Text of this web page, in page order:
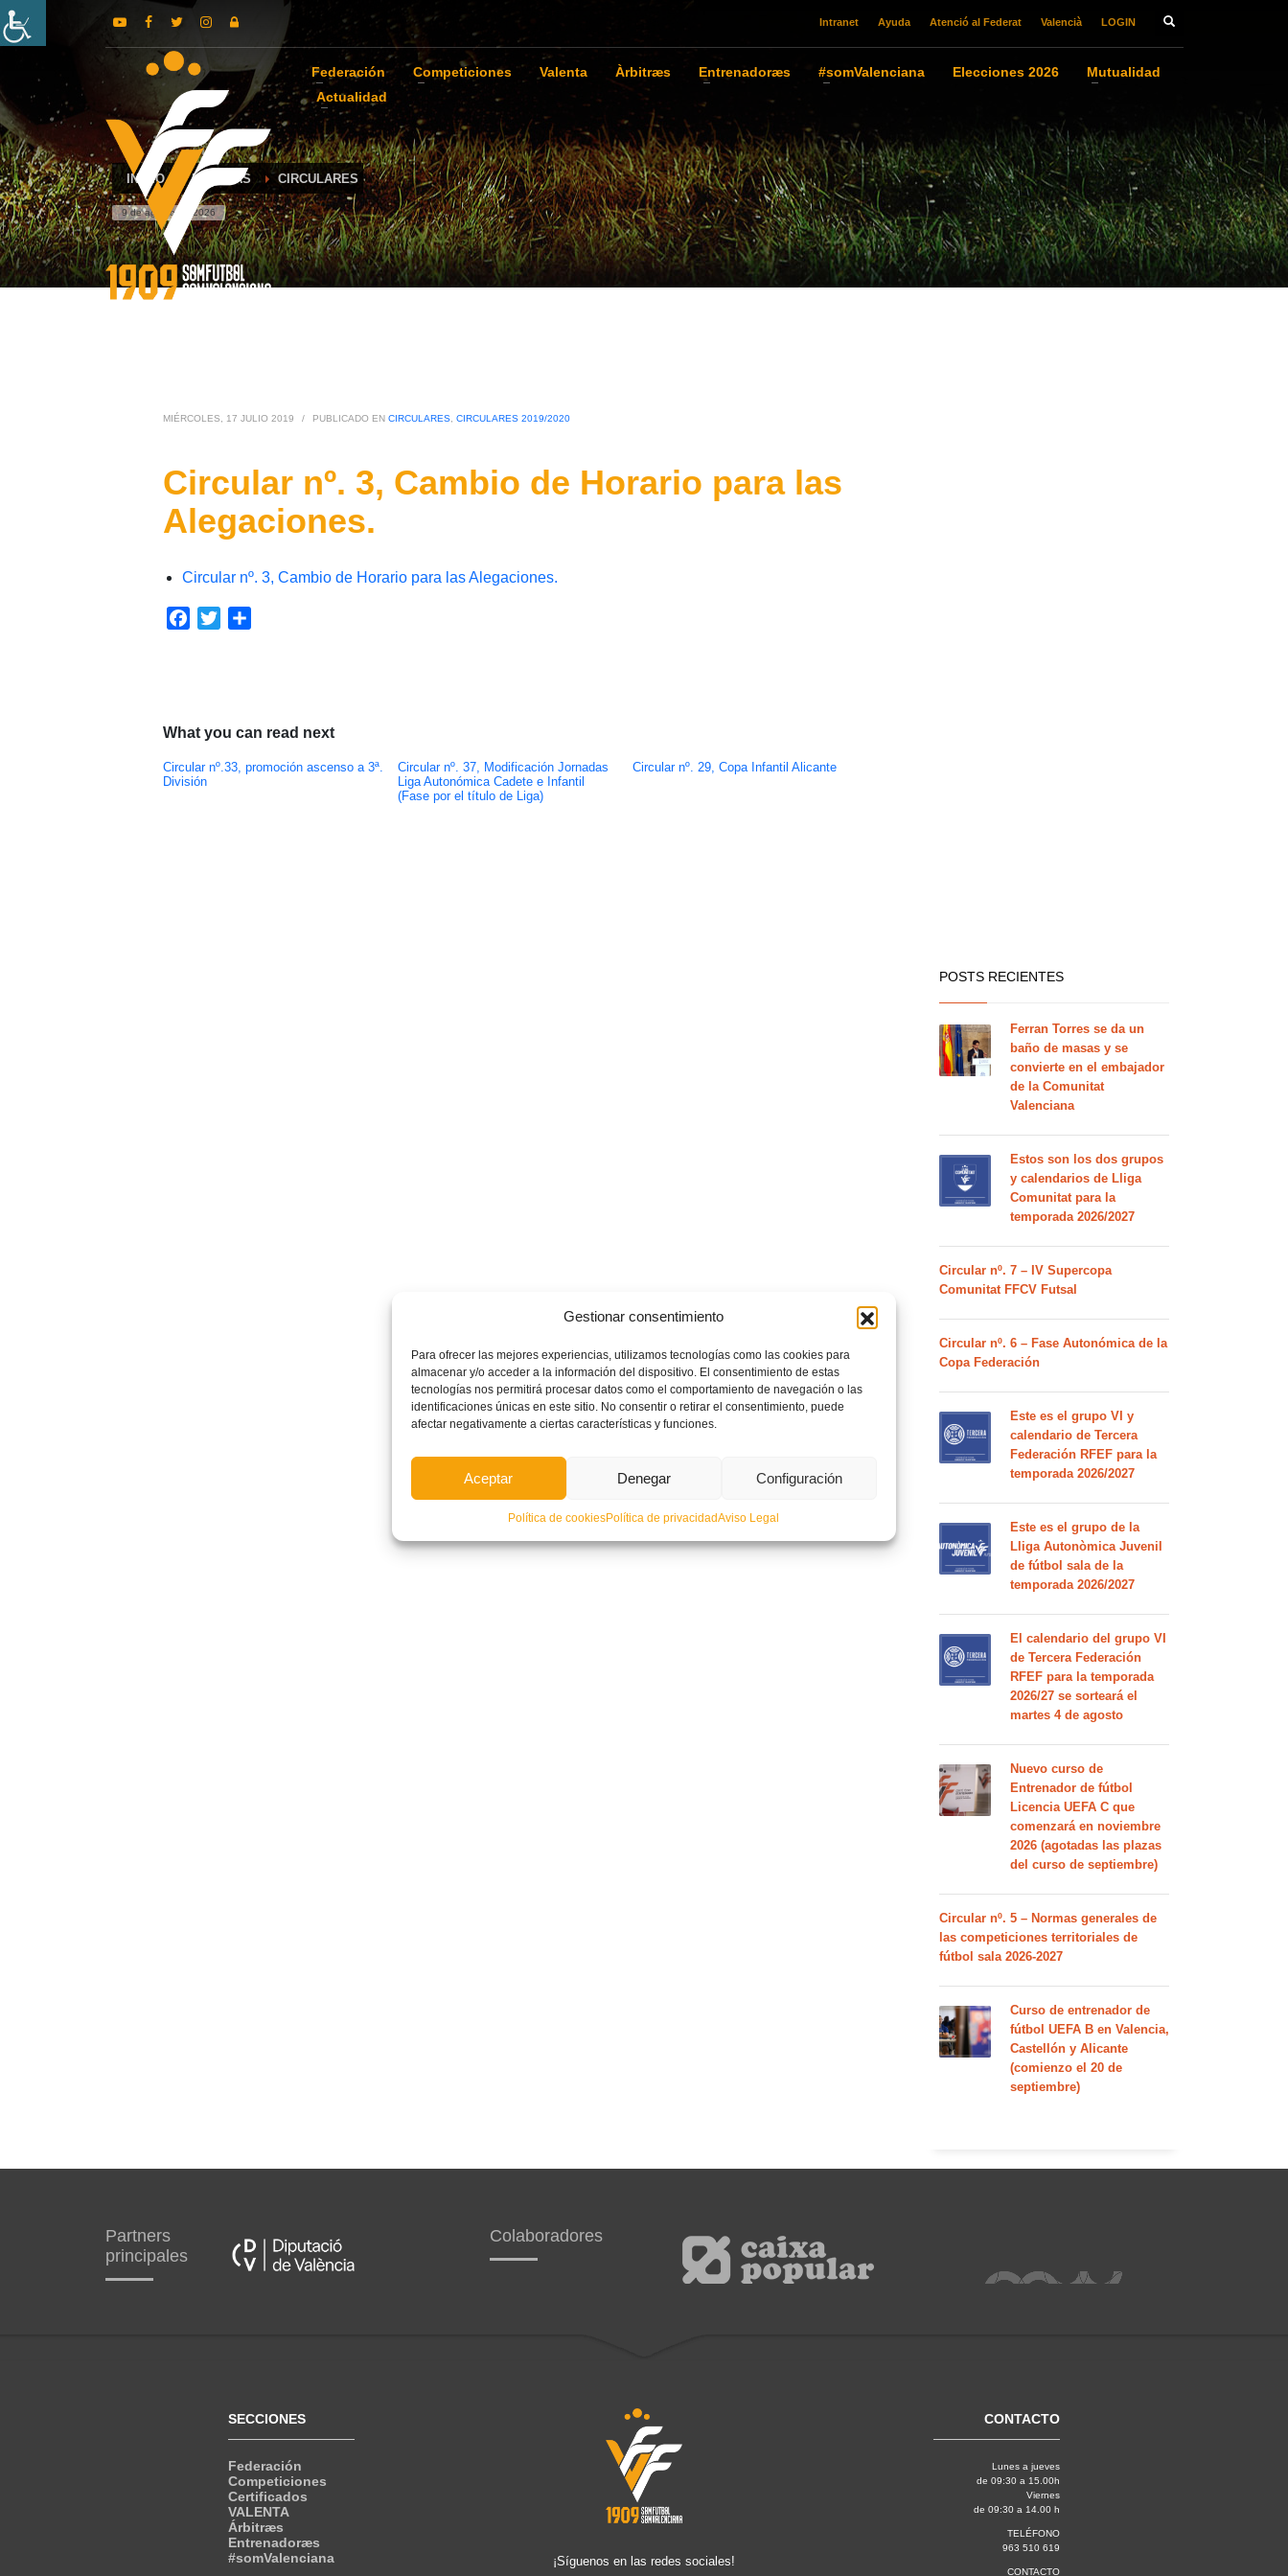
Gestionar consentimiento
Para ofrecer las mejores experiencias, utilizamos tecnologías como las cookies para
almacenar y/o acceder a la información del dispositivo. El consentimiento de estas
tecnologías nos permitirá procesar datos como el comportamiento de navegación o las
identificaciones únicas en este sitio. No consentir o retirar el consentimiento, puede
afectar negativamente a ciertas características y funciones.
Aceptar Denegar Configuración
Política de cookiesPolítica de privacidadAviso Legal
Intranet Ayuda Atenció al Federat Valencià LOGIN
Federación Competiciones Valenta Àrbitræs Entrenadoræs #somValenciana Elecciones 2026
Mutualidad
Actualidad
INICIO NOTICIAS CIRCULARES
9 de agosto de 2026
MIÉRCOLES, 17 JULIO 2019 / PUBLICADO EN CIRCULARES, CIRCULARES 2019/2020
Circular nº. 3, Cambio de Horario para las
Alegaciones.
Circular nº. 3, Cambio de Horario para las Alegaciones.
Facebook
Twitter
What you can read next
Circular nº.33, promoción ascenso a 3ª.
División
Circular nº. 37, Modificación Jornadas
Liga Autonómica Cadete e Infantil
(Fase por el título de Liga)
Circular nº. 29, Copa Infantil Alicante
POSTS RECIENTES
Ferran Torres se da un
baño de masas y se
convierte en el embajador
de la Comunitat
Valenciana
Estos son los dos grupos
y calendarios de Lliga
Comunitat para la
temporada 2026/2027
Circular nº. 7 – IV Supercopa
Comunitat FFCV Futsal
Circular nº. 6 – Fase Autonómica de la
Copa Federación
Este es el grupo VI y
calendario de Tercera
Federación RFEF para la
temporada 2026/2027
Este es el grupo de la
Lliga Autonòmica Juvenil
de fútbol sala de la
temporada 2026/2027
El calendario del grupo VI
de Tercera Federación
RFEF para la temporada
2026/27 se sorteará el
martes 4 de agosto
Nuevo curso de
Entrenador de fútbol
Licencia UEFA C que
comenzará en noviembre
2026 (agotadas las plazas
del curso de septiembre)
Circular nº. 5 – Normas generales de
las competiciones territoriales de
fútbol sala 2026-2027
Curso de entrenador de
fútbol UEFA B en Valencia,
Castellón y Alicante
(comienzo el 20 de
septiembre)
Partners
principales
Colaboradores
SECCIONES
Federación
Competiciones
Certificados
VALENTA
Árbitræs
Entrenadoræs
#somValenciana
¡Síguenos en las redes sociales!
CONTACTO
Lunes a jueves
de 09:30 a 15.00h
Viernes
de 09:30 a 14.00 h
TELÉFONO
963 510 619
CONTACTO